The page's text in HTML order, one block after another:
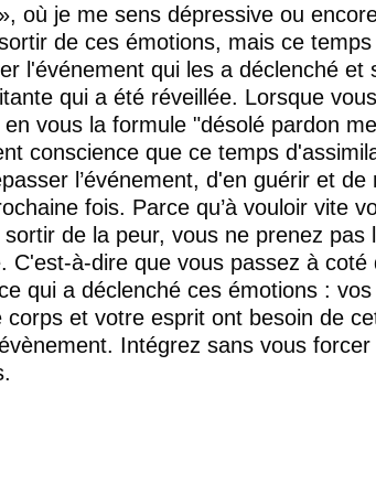
où je me sens dépressive ou
de ces émotions, mais ce
l'événement qui les a déclenché et
qui a été réveillée. Lorsque
vous la formule "désolé pardon
conscience que ce temps
l’événement, d'en guérir et
fois. Parce qu’à vouloir vite
de la peur, vous ne prenez pas
C'est-à-dire que vous passez à coté
qui a déclenché ces émotions :
corps et votre esprit ont besoin de
Intégrez sans vous